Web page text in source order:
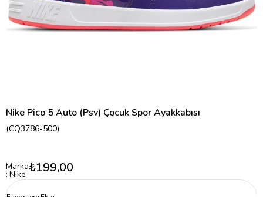
Nike Pico 5 Auto (Psv) Çocuk Spor Ayakkabısı
(CQ3786-500)
Marka
: Nike ₺199,00